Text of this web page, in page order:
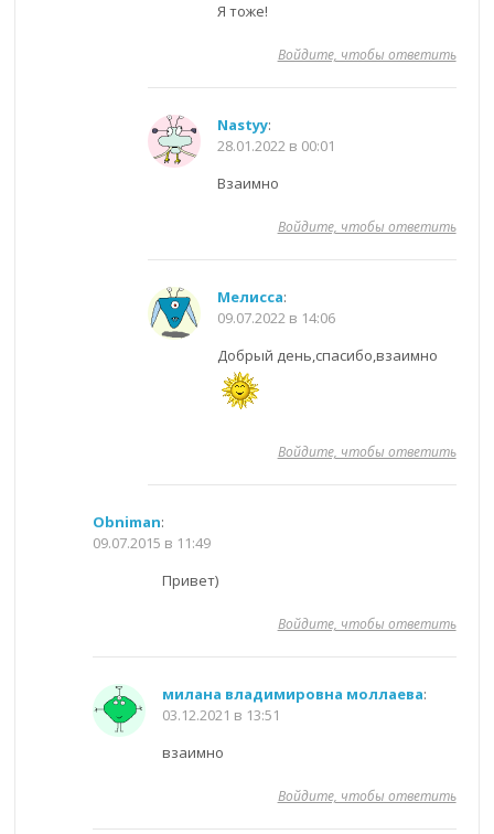
Я тоже!
Войдите, чтобы ответить
Nastyy:
28.01.2022 в 00:01
Взаимно
Войдите, чтобы ответить
Мелисса:
09.07.2022 в 14:06
Добрый день,спасибо,взаимно
Войдите, чтобы ответить
Obniman:
09.07.2015 в 11:49
Привет)
Войдите, чтобы ответить
милана владимировна моллаева:
03.12.2021 в 13:51
взаимно
Войдите, чтобы ответить